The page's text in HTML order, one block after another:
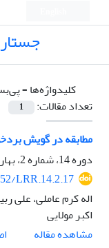
کلیدواژه‌ها =
تعداد مقالات:
1
مطابقه در گویش
دوره 14، شماره 2، بهار 1402، صفحه
LRR.14.2.17
اله کرم عاملی، علی
اکبر مولایی
مشاهده مقاله